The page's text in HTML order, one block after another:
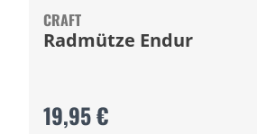
CRAFT
Radmütze Endur
19,95 €